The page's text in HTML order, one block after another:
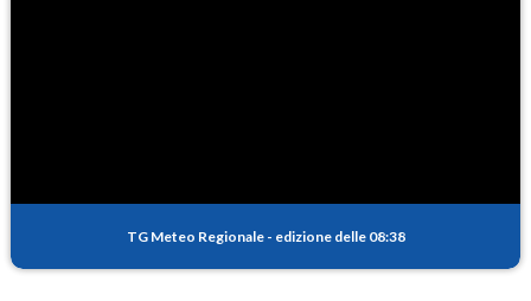
PM25
TG Meteo Regionale - edizione delle 08:38